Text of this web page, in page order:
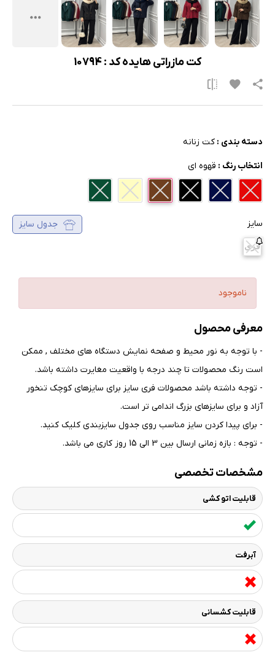
کت مازراتی هایده کد : 10794
دسته بندی : کت زنانه
انتخاب رنگ : قهوه ای
سایز جدول سایز
فری
ناموجود
معرفی محصول
- با توجه به نور محیط و صفحه نمایش دستگاه های مختلف , ممکن
است رنگ محصولات تا چند درجه با واقعیت مغایرت داشته باشد.
- توجه داشته باشد محصولات فری سایز برای سایزهای کوچک تنخور
آزاد و برای سایزهای بزرگ اندامی تر است.
- برای پیدا کردن سایز مناسب روی جدول سایزبندی کلیک کنید.
- توجه : بازه زمانی ارسال بین 3 الی 15 روز کاری می باشد.
مشخصات تخصصی
قابلیت اتو کشی
آبرفت
قابلیت کشسانی